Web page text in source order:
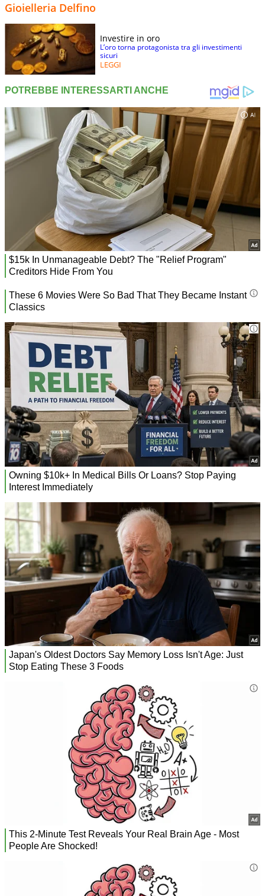
Gioielleria Delfino
Investire in oro
L’oro torna protagonista tra gli investimenti
sicuri
LEGGI